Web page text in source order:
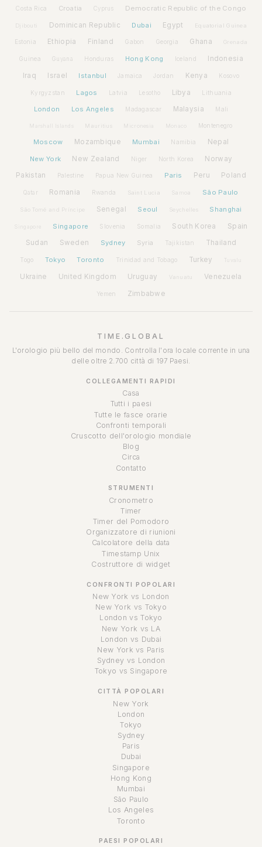
Costa Rica Croatia Cyprus Democratic Republic of the Congo
Djibouti Dominican Republic Dubai Egypt Equatorial Guinea
Estonia Ethiopia Finland Gabon Georgia Ghana Grenada
Guinea Guyana Honduras Hong Kong Iceland Indonesia
Iraq Israel Istanbul Jamaica Jordan Kenya Kosovo
Kyrgyzstan Lagos Latvia Lesotho Libya Lithuania
London Los Angeles Madagascar Malaysia Mali
Marshall Islands Mauritius Micronesia Monaco Montenegro
Moscow Mozambique Mumbai Namibia Nepal
New York New Zealand Niger North Korea Norway
Pakistan Palestine Papua New Guinea Paris Peru Poland
Qatar Romania Rwanda Saint Lucia Samoa São Paulo
São Tomé and Príncipe Senegal Seoul Seychelles Shanghai
Singapore Slovenia Somalia South Korea Spain
Sudan Sweden Sydney Syria Tajikistan Thailand
Togo Tokyo Toronto Trinidad and Tobago Turkey Tuvalu
Ukraine United Kingdom Uruguay Vanuatu Venezuela
Yemen Zimbabwe
TIME.GLOBAL
L'orologio più bello del mondo. Controlla l'ora locale corrente in una
delle oltre 2.700 città di 197 Paesi.
COLLEGAMENTI RAPIDI
Casa
Tutti i paesi
Tutte le fasce orarie
Confronti temporali
Cruscotto dell'orologio mondiale
Blog
Circa
Contatto
STRUMENTI
Cronometro
Timer
Timer del Pomodoro
Organizzatore di riunioni
Calcolatore della data
Timestamp Unix
Costruttore di widget
CONFRONTI POPOLARI
New York vs London
New York vs Tokyo
London vs Tokyo
New York vs LA
London vs Dubai
New York vs Paris
Sydney vs London
Tokyo vs Singapore
CITTÀ POPOLARI
New York
London
Tokyo
Sydney
Paris
Dubai
Singapore
Hong Kong
Mumbai
São Paulo
Los Angeles
Toronto
PAESI POPOLARI